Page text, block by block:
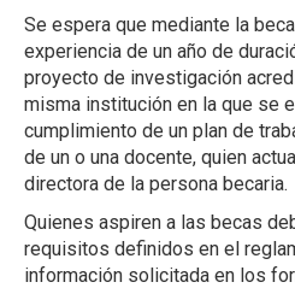
Se espera que mediante la
experiencia de un año de
proyecto de investigación
misma institución en la que se
cumplimiento de un plan de
de un o una docente, quien
directora de la persona becaria.
Quienes aspiren a las becas
requisitos definidos en el
información solicitada en los